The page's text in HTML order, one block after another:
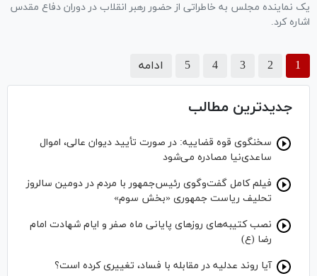
یک نماینده مجلس به خاطراتی از حضور رهبر انقلاب در دوران دفاع مقدس
اشاره کرد.
1
2
3
4
5 ادامه
جدیدترین مطالب
سخنگوی قوه قضاییه: در صورت تأیید دیوان عالی، اموال
ساعدی‌نیا مصادره می‌شود
فیلم کامل گفت‌وگوی رئیس‌جمهور با مردم در دومین سالروز
تحلیف ریاست جمهوری «بخش سوم»
نصب کتیبه‌های روز‌های پایانی ماه صفر و ایام شهادت امام
رضا (ع)
آیا روند عدلیه در مقابله با فساد، تغییری کرده است؟